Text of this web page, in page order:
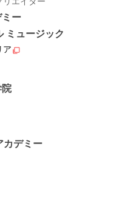
ー
ミュージック
ア
院
カデミー